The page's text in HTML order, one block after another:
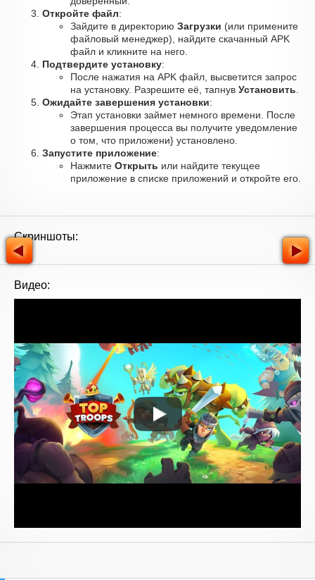
Откройте файл:
Зайдите в директорию Загрузки (или примените
файловый менеджер), найдите скачанный APK
файл и кликните на него.
Подтвердите установку:
После нажатия на APK файл, высветится запрос
на установку. Разрешите её, тапнув Установить
Ожидайте завершения установки:
Этап установки займет немного времени. После
завершения процесса вы получите уведомление
о том, что приложени} установлено.
Запустите приложение:
Нажмите Открыть или найдите текущее
приложение в списке приложений и откройте его.
Скриншоты:
Видео: